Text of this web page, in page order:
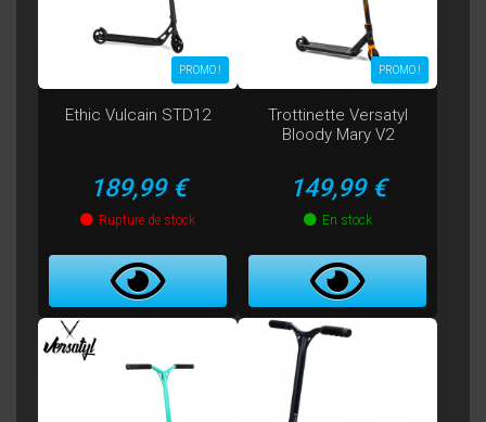
PROMO !
Ethic Vulcain STD12
Prix
189,99 €
Rupture de stock
PROMO !
Trottinette Versatyl
Bloody Mary V2
Prix
149,99 €
En stock